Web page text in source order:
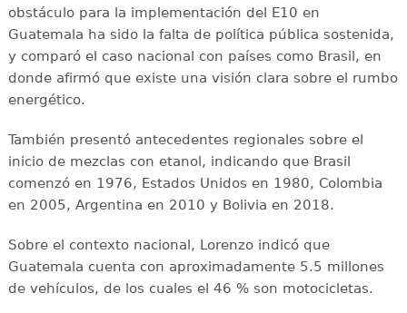
obstáculo para la implementación del E10 en
Guatemala ha sido la falta de política pública sostenida,
y comparó el caso nacional con países como Brasil, en
donde afirmó que existe una visión clara sobre el rumbo
energético.
También presentó antecedentes regionales sobre el
inicio de mezclas con etanol, indicando que Brasil
comenzó en 1976, Estados Unidos en 1980, Colombia
en 2005, Argentina en 2010 y Bolivia en 2018.
Sobre el contexto nacional, Lorenzo indicó que
Guatemala cuenta con aproximadamente 5.5 millones
de vehículos, de los cuales el 46 % son motocicletas.